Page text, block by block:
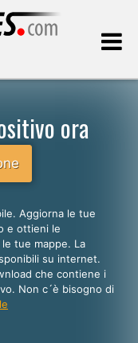
ora
Aggiorna le tue
e ottieni le
tue mappe. La
su internet.
che contiene i
Non c´è bisogno di